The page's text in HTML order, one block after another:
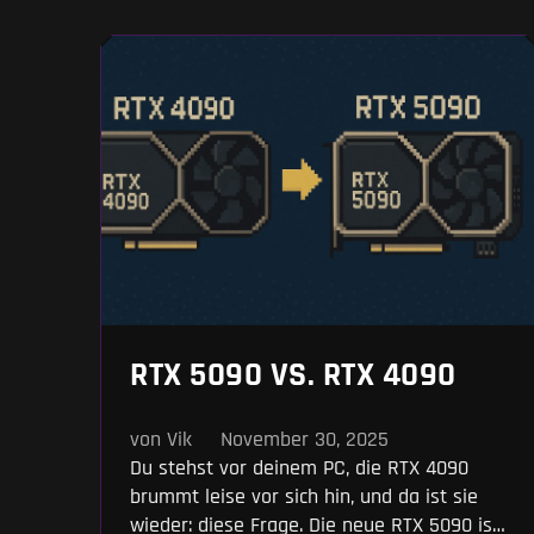
RTX 5090 VS. RTX 4090
von Vik
November 30, 2025
Du stehst vor deinem PC, die RTX 4090
brummt leise vor sich hin, und da ist sie
wieder: diese Frage. Die neue RTX 5090 ist